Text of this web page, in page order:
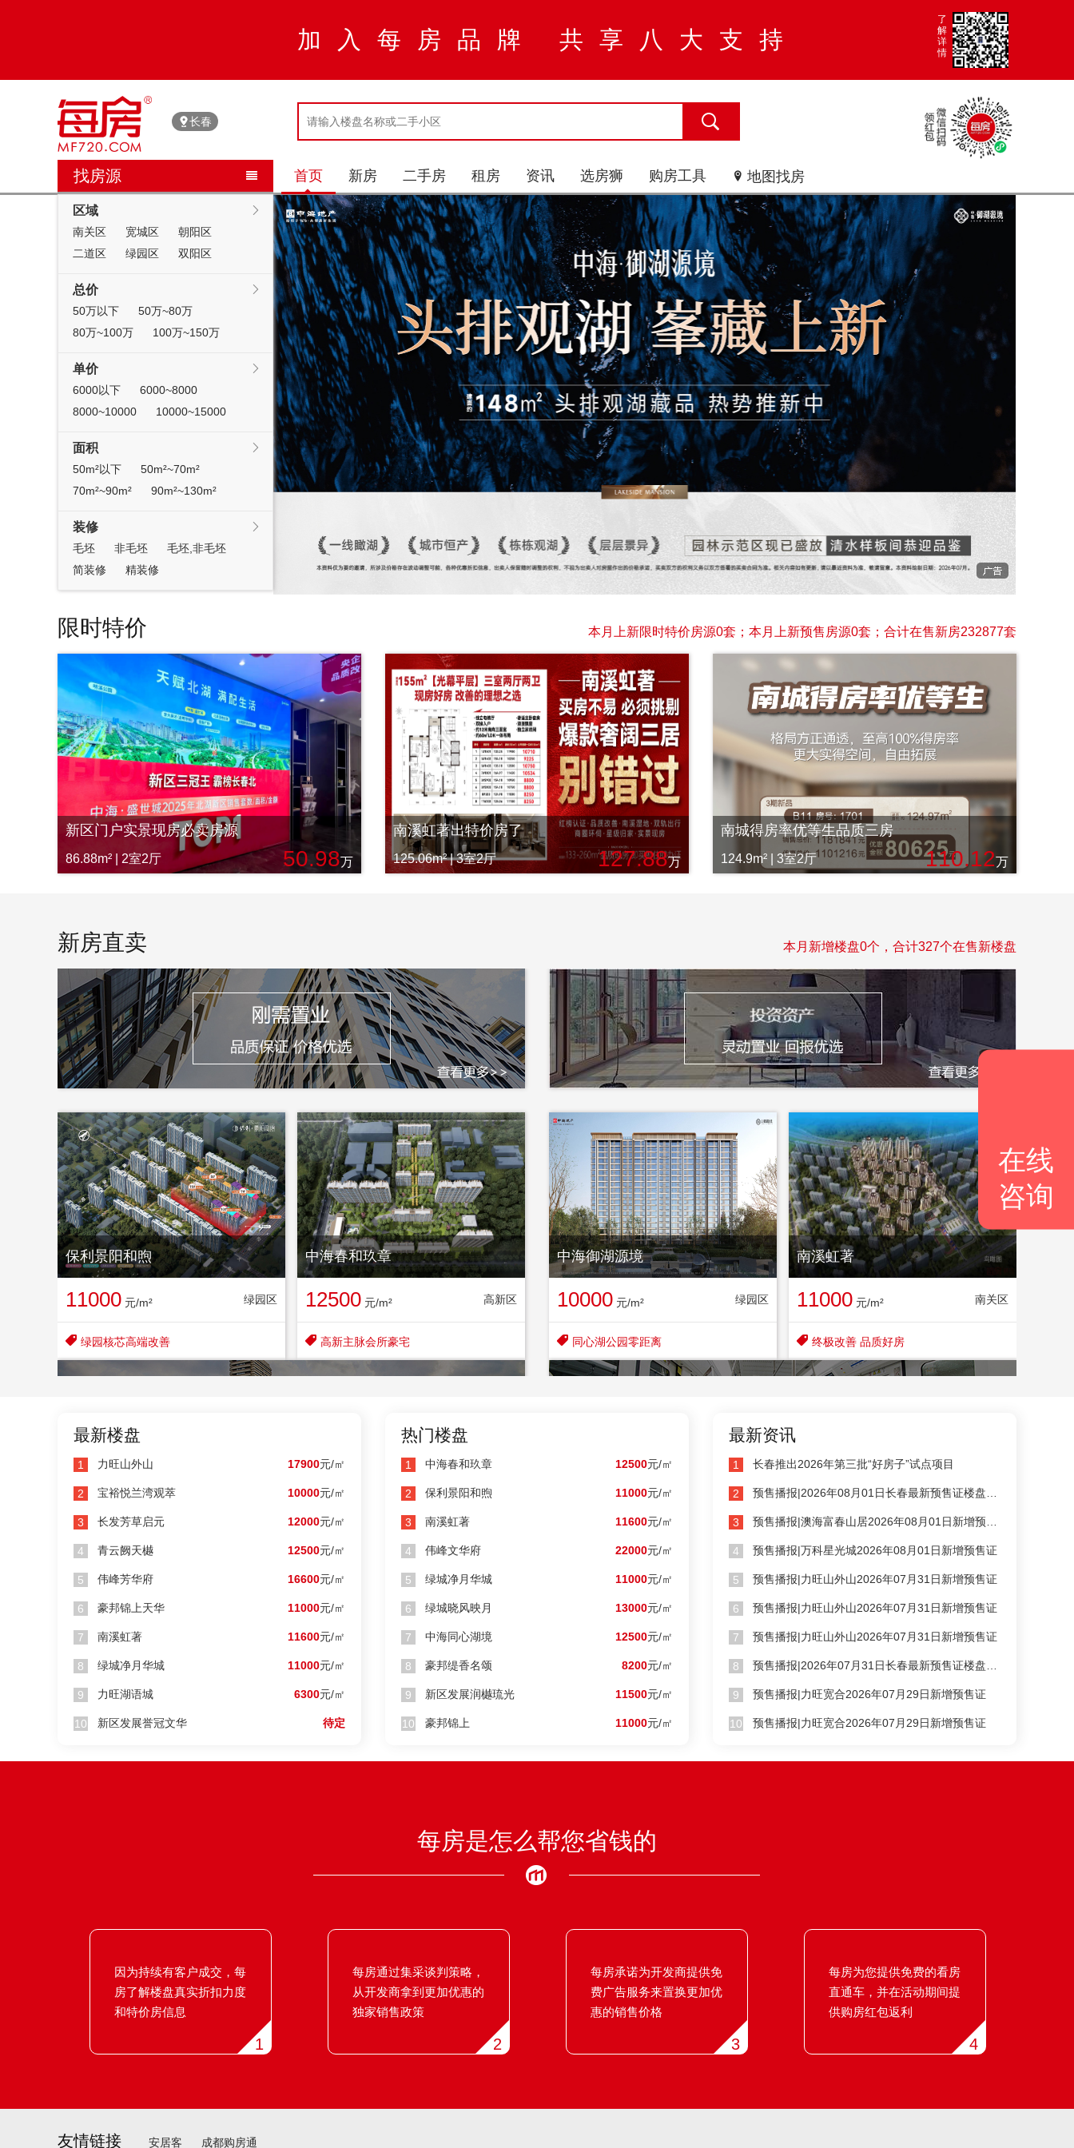
加入每房品牌 共享八大支持
了
解
详
情
长春

找房源

区域
南关区 宽城区
朝阳区
二道区
绿园区 双阳区

总价
50万以下
50万~80万
80万~100万
100万~150万

单价
6000以下
6000~8000
8000~10000
10000~15000

面积
50m²以下
50m²~70m²
70m²~90m²
90m²~130m²

装修
毛坯 非毛坯
毛坯,非毛坯
简装修
精装修
首页

新房 二手房 租房 资讯 选房狮 购房工具  地图找房
限时特价 本月上新限时特价房源0套；本月上新预售房源0套；合计在售新房232877套
新区门户实景现房必卖房源
86.88m² | 2室2厅 50.98万
南溪虹著出特价房了
125.06m² | 3室2厅 127.88万
南城得房率优等生品质三房
124.9m² | 3室2厅 110.12万
新房直卖 本月新增楼盘0个，合计327个在售新楼盘
保利景阳和煦
绿园区
11000 元/m²
 绿园核芯高端改善
中海春和玖章
高新区
12500 元/m²
 高新主脉会所豪宅
中海御湖源境
绿园区
10000 元/m²
 同心湖公园零距离
南溪虹著
南关区
11000 元/m²
 终极改善 品质好房
宝裕悦兰湾福祉源
9500元/m²
 一河三公园 赠送面积
新区发展润樾琉光
朝阳区
11500
华润物业 近欧亚卖场
净月区
元/m²
保利和锦堂煦
绿园区
9500元/m²

最新楼盘
1 力旺山外山 17900元/㎡
2 宝裕悦兰湾观萃 10000元/㎡
3 长发芳草启元 12000元/㎡
4 青云阙天樾 12500元/㎡
5 伟峰芳华府 16600元/㎡
6 豪邦锦上天华 11000元/㎡
7 南溪虹著 11600元/㎡
8 绿城净月华城 11000元/㎡
9 力旺湖语城 6300元/㎡
10 新区发展誉冠文华 待定
热门楼盘
1 中海春和玖章 12500元/㎡
2 保利景阳和煦 11000元/㎡
3 南溪虹著 11600元/㎡
4 伟峰文华府 22000元/㎡
5 绿城净月华城 11000元/㎡
6 绿城晓风映月 13000元/㎡
7 中海同心湖境 12500元/㎡
8 豪邦缇香名颂 8200元/㎡
9 新区发展润樾琉光 11500元/㎡
10 豪邦锦上 11000元/㎡
最新资讯
1 长春推出2026年第三批“好房子”试点项目
2
3
4 预售播报|万科星光城2026年08月01日新增预售证
5 预售播报|力旺山外山2026年07月31日新增预售证
6 预售播报|力旺山外山2026年07月31日新增预售证
7 预售播报|力旺山外山2026年07月31日新增预售证
8
9 预售播报|力旺宽合2026年07月29日新增预售证
10 预售播报|力旺宽合2026年07月29日新增预售证
每房是怎么帮您省钱的
1
因为持续有客户成交，每
房了解楼盘真实折扣力度
和特价房信息
2
每房通过集采谈判策略，
从开发商拿到更加优惠的
独家销售政策
3
每房承诺为开发商提供免
费广告服务来置换更加优
惠的销售价格
4
每房为您提供免费的看房
直通车，并在活动期间提
供购房红包返利
友情链接 安居客 成都购房通
在线
咨询